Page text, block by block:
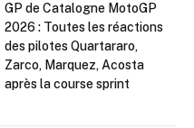
GP de Catalogne MotoGP
2026 : Toutes les réactions
des pilotes Quartararo,
Zarco, Marquez, Acosta
après la course sprint